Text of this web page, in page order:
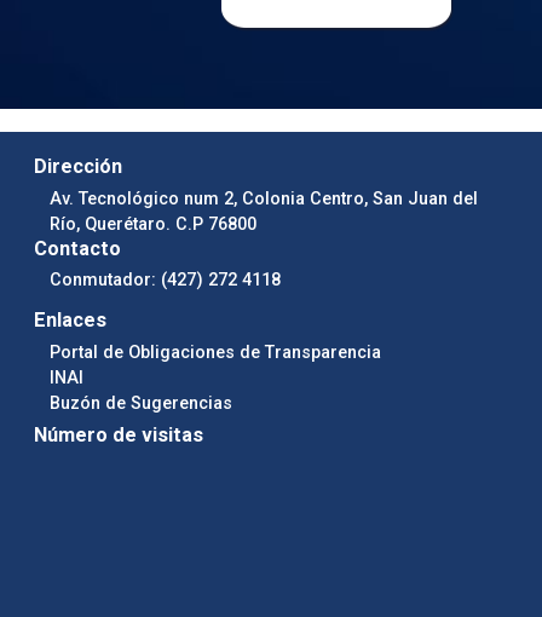
Dirección
Av. Tecnológico num 2, Colonia Centro, San Juan del
Río, Querétaro. C.P 76800
Contacto
Conmutador: (427) 272 4118
Enlaces
Portal de Obligaciones de Transparencia
INAI
Buzón de Sugerencias
Número de visitas